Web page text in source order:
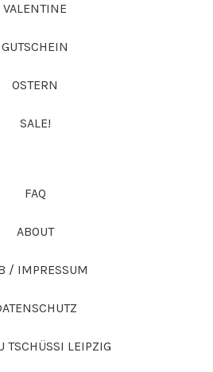
VALENTINE
GUTSCHEIN
OSTERN
SALE!
FAQ
ABOUT
/ IMPRESSUM
TSCHÜSSI LEIPZIG